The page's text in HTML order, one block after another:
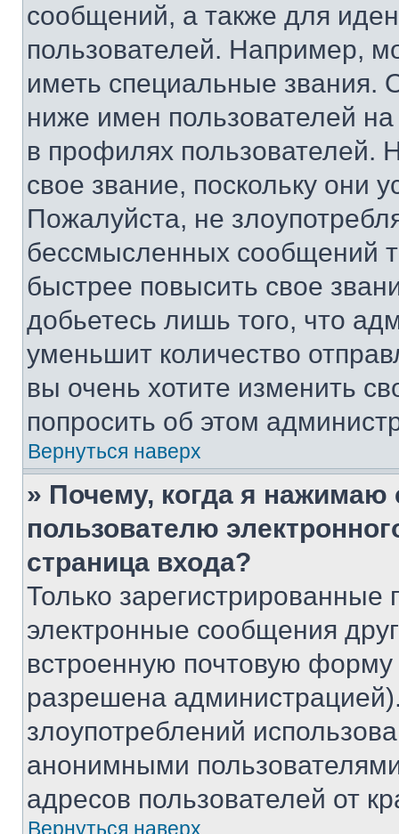
сообщений, а также для
пользователей. Например,
иметь специальные звания.
ниже имен пользователей
в профилях
свое звание, поскольку они
Пожалуйста, не
бессмысленных сообщений
быстрее повысить свое
добьетесь лишь того, что
уменьшит количество
вы очень хотите изменить
попросить об этом
Вернуться наверх
» Почему, когда я нажимаю
пользователю
страница входа?
Только зарегистрированные
электронные сообщения
встроенную почтовую
разрешена
злоупотреблений
анонимными
адресов пользователей от
Вернуться наверх